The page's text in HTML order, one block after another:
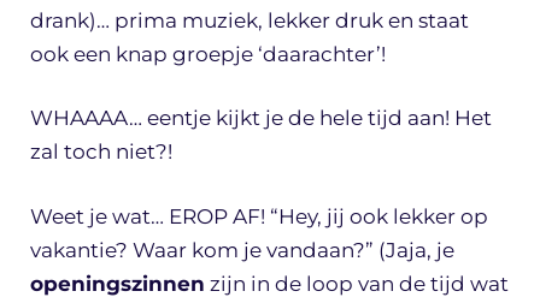
drank)… prima muziek, lekker druk en staat
ook een knap groepje ‘daarachter’!
WHAAAA… eentje kijkt je de hele tijd aan! Het
zal toch niet?!
Weet je wat… EROP AF! “Hey, jij ook lekker op
vakantie? Waar kom je vandaan?” (Jaja, je
openingszinnen zijn in de loop van de tijd wat